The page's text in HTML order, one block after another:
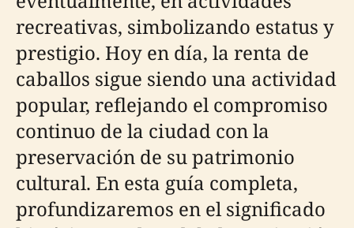
recreativas, simbolizando estatus y
prestigio. Hoy en día, la renta de
caballos sigue siendo una actividad
popular, reflejando el compromiso
continuo de la ciudad con la
preservación de su patrimonio
cultural. En esta guía completa,
profundizaremos en el significado